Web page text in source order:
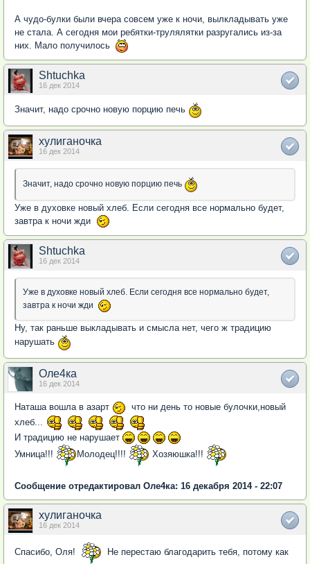
А чудо-булки были вчера совсем уже к ночи, вылкладывать уже
не стала. А сегодня мои ребятки-трулялятки разругались из-за
них. Мало получилось
Shtuchka
16 дек 2014
Значит, надо срочно новую порцию печь
хулиганочка
16 дек 2014
Значит, надо срочно новую порцию печь
Уже в духовке новый хлеб. Если сегодня все нормально будет,
завтра к ночи жди
Shtuchka
16 дек 2014
Уже в духовке новый хлеб. Если сегодня все нормально будет,
завтра к ночи жди
Ну, так раньше выкладывать и смысла нет, чего ж традицию
нарушать
Оле4ка
16 дек 2014
Наташа вошла в азарт
что ни день то новые булочки,новый
хлеб...
И традицию не нарушает
Умница!!!
Молодец!!!! Хозяюшка!!!
Сообщение отредактировал Оле4ка: 16 декабря 2014 - 22:07
хулиганочка
16 дек 2014
Спасибо, Оля! Не перестаю благодарить тебя, потому как